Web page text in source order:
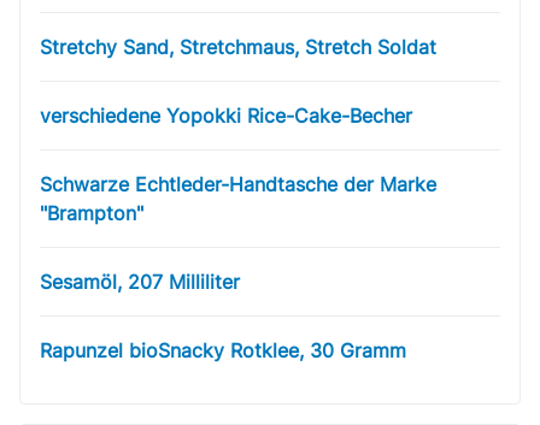
Stretchy Sand, Stretchmaus, Stretch Soldat
verschiedene Yopokki Rice-Cake-Becher
Schwarze Echtleder-Handtasche der Marke
"Brampton"
Sesamöl, 207 Milliliter
Rapunzel bioSnacky Rotklee, 30 Gramm